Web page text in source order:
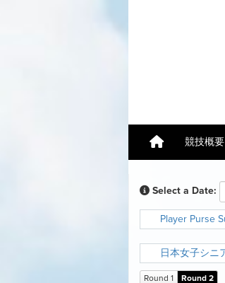
競技概要